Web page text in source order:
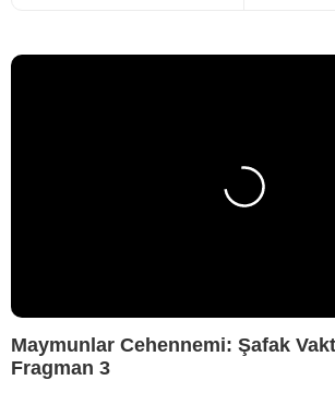
Maymunlar Cehennemi: Şafak
Fragman 3